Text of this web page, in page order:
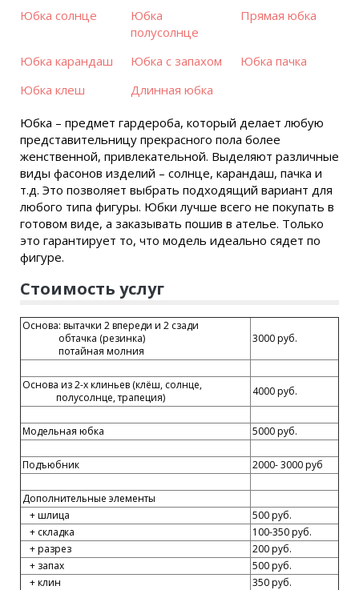
Юбка солнце
Юбка
полусолнце
Прямая юбка
Юбка карандаш Юбка с запахом
Юбка пачка
Юбка клеш
Длинная юбка
Юбка – предмет гардероба, который делает любую
представительницу прекрасного пола более
женственной, привлекательной. Выделяют различные
виды фасонов изделий – солнце, карандаш, пачка и
т.д. Это позволяет выбрать подходящий вариант для
любого типа фигуры. Юбки лучше всего не покупать в
готовом виде, а заказывать пошив в ателье. Только
это гарантирует то, что модель идеально сядет по
фигуре.
Стоимость услуг
Основа: вытачки 2 впереди и 2 сзади
обтачка (резинка)
потайная молния
3000 руб.
Основа из 2-х клиньев (клёш, солнце,
полусолнце, трапеция)
4000 руб.
Модельная юбка 5000 руб.
Подъюбник 2000- 3000 руб
Дополнительные элементы
+ шлица
500 руб.
+ складка
100-350 руб.
+ разрез
200 руб.
+ запах
500 руб.
+ клин
350 руб.